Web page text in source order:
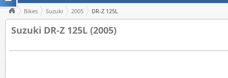
Bikes Suzuki 2005 DR-Z 125L
Suzuki DR-Z 125L (2005)